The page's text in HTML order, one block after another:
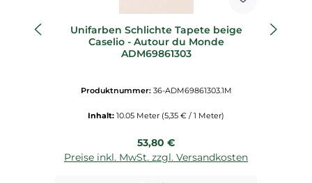
Unifarben Schlichte Tapete beige
Caselio - Autour du Monde
ADM69861303
Produktnummer: 36-ADM69861303.1M
Inhalt: 10.05 Meter (5,35 € / 1 Meter)
Regulärer Preis:
53,80 €
Preise inkl. MwSt. zzgl. Versandkosten